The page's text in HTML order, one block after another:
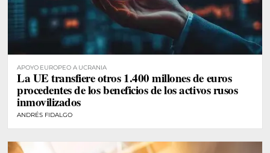
APOYO EUROPEO A UCRANIA
La UE transfiere otros 1.400 millones de euros
procedentes de los beneficios de los activos rusos
inmovilizados
ANDRÉS FIDALGO